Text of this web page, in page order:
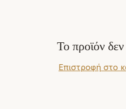
Το προϊόν
Επιστροφή στο